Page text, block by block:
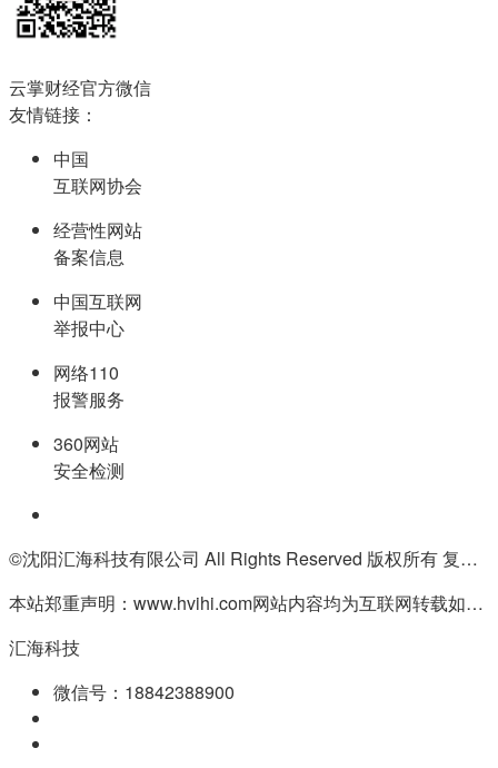
云掌财经官方微信
友情链接：
中国
互联网协会
经营性网站
备案信息
中国互联网
举报中心
网络110
报警服务
360网站
安全检测
©沈阳汇海科技有限公司 All Rights Reserved 版权所有 复制必究
本站郑重声明：www.hvihi.com网站内容均为互联网转载如有侵权请联系QQ:55506560删除
汇海科技
微信号：18842388900